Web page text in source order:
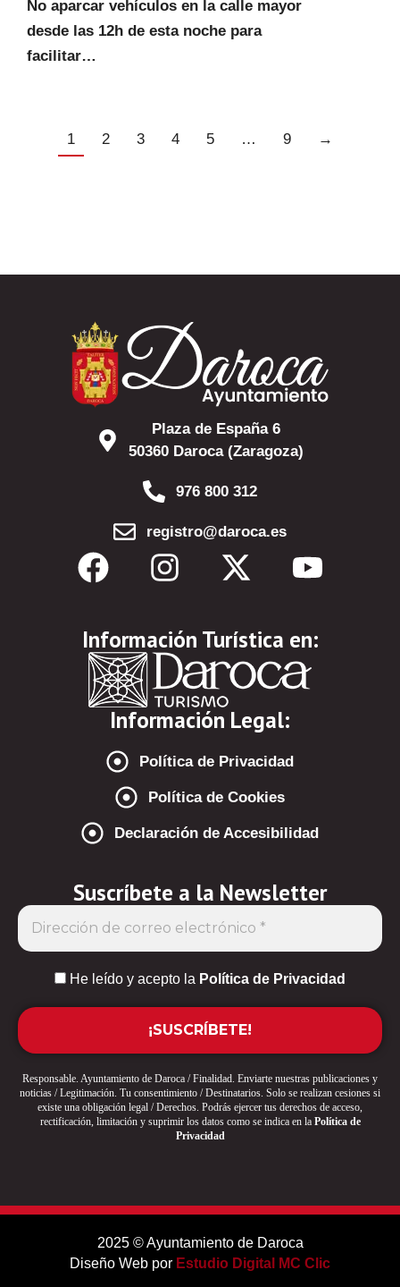
No aparcar vehículos en la calle mayor
desde las 12h de esta noche para
facilitar…
1 2 3 4 5 … 9 →
Plaza de España 6
50360 Daroca (Zaragoza)
976 800 312
registro@daroca.es
Información Turística en:
Información Legal:
Política de Privacidad
Política de Cookies
Declaración de Accesibilidad
Suscríbete a la Newsletter
He leído y acepto la Política de Privacidad
Responsable. Ayuntamiento de Daroca / Finalidad. Enviarte nuestras publicaciones y
noticias / Legitimación. Tu consentimiento / Destinatarios. Solo se realizan cesiones si
existe una obligación legal / Derechos. Podrás ejercer tus derechos de acceso,
rectificación, limitación y suprimir los datos como se indica en la Política de
Privacidad
2025 © Ayuntamiento de Daroca
Diseño Web por Estudio Digital MC Clic